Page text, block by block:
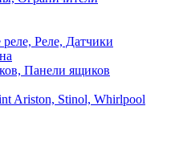
Реле, Датчики
Панели ящиков
Ariston, Stinol, Whirlpool